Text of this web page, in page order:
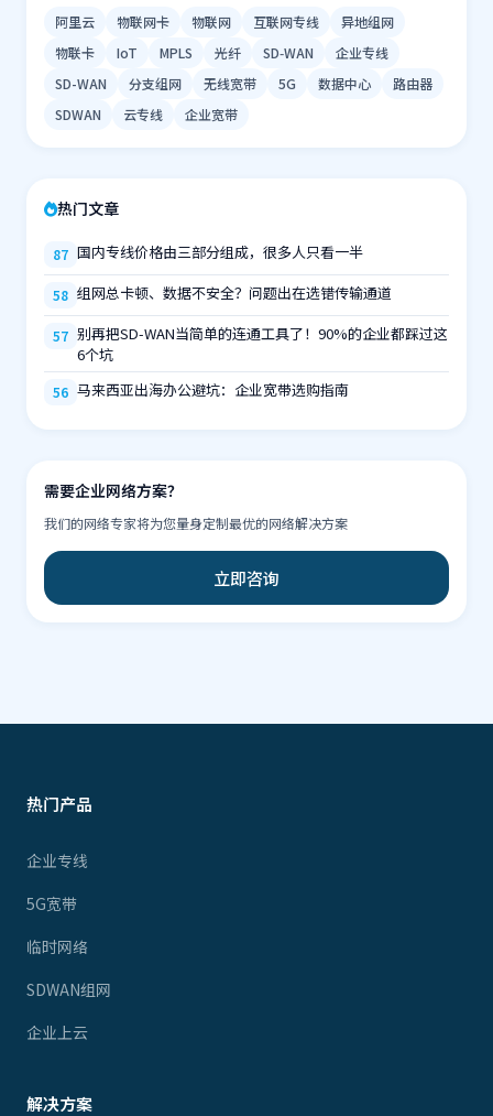
阿里云 物联网卡 物联网 互联网专线
异地组网
物联卡
IoT MPLS 光纤 SD‑WAN
企业专线
SD-WAN
分支组网 无线宽带 5G 数据中心
路由器
SDWAN
云专线 企业宽带
热门文章
87 国内专线价格由三部分组成，很多人只看一半
58 组网总卡顿、数据不安全？问题出在选错传输通道
57 别再把SD-WAN当简单的连通工具了！90%的企业都踩过这
6个坑
56 马来西亚出海办公避坑：企业宽带选购指南
需要企业网络方案？
我们的网络专家将为您量身定制最优的网络解决方案
立即咨询
热门产品
企业专线
5G宽带
临时网络
SDWAN组网
企业上云
解决方案